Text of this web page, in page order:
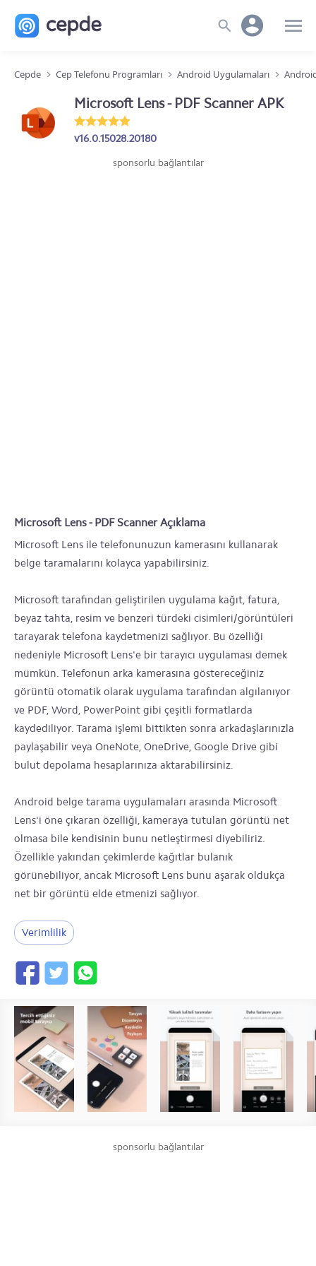
Cepde Cep Telefonu Programları Android Uygulamaları
Microsoft Lens - PDF Scanner APK
v16.0.15028.20180
sponsorlu bağlantılar
Microsoft Lens - PDF Scanner Açıklama
Microsoft Lens ile telefonunuzun kamerasını kullanarak
belge taramalarını kolayca yapabilirsiniz.
Microsoft tarafından geliştirilen uygulama kağıt, fatura,
beyaz tahta, resim ve benzeri türdeki cisimleri/görüntüleri
tarayarak telefona kaydetmenizi sağlıyor. Bu özelliği
nedeniyle Microsoft Lens'e bir tarayıcı uygulaması demek
mümkün. Telefonun arka kamerasına göstereceğiniz
görüntü otomatik olarak uygulama tarafından algılanıyor
ve PDF, Word, PowerPoint gibi çeşitli formatlarda
kaydediliyor. Tarama işlemi bittikten sonra arkadaşlarınızla
paylaşabilir veya OneNote, OneDrive, Google Drive gibi
bulut depolama hesaplarınıza aktarabilirsiniz.
Android belge tarama uygulamaları arasında Microsoft
Lens'i öne çıkaran özelliği, kameraya tutulan görüntü net
olmasa bile kendisinin bunu netleştirmesi diyebiliriz.
Özellikle yakından çekimlerde kağıtlar bulanık
görünebiliyor, ancak Microsoft Lens bunu aşarak oldukça
net bir görüntü elde etmenizi sağlıyor.
Verimlilik
sponsorlu bağlantılar